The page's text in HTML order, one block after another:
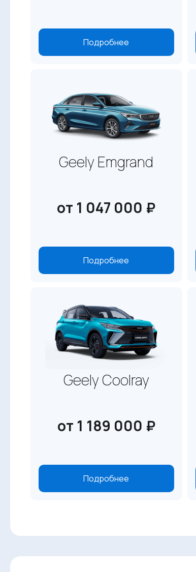
Подробнее
Geely Emgrand
от 1 047 000 ₽
Подробнее
Geely Coolray
от 1 189 000 ₽
Подробнее